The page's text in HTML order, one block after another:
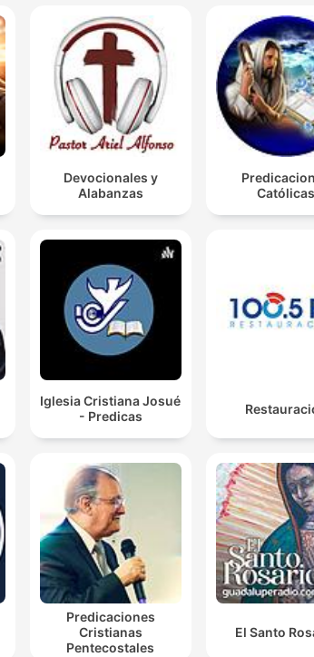
Devocionales y
Alabanzas
Iglesia Cristiana Josué
- Predicas
Predicaciones
Cristianas
Pentecostales
El Santo